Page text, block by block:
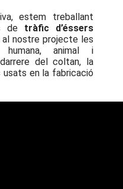
estem treballant
de tràfic d’éssers
nostre projecte les
humana, animal i
del coltan, la
en la fabricació